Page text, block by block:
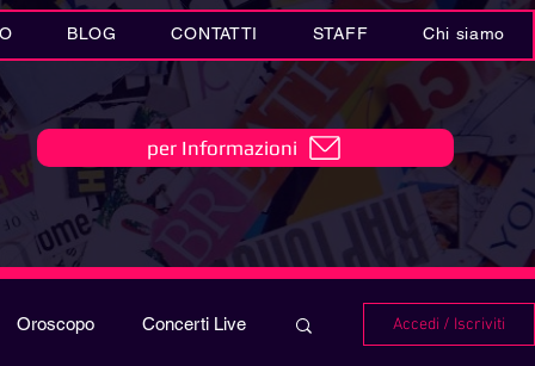
BLOG CONTATTI STAFF Chi siamo
per Informazioni
Oroscopo Concerti Live Accedi / Iscriviti